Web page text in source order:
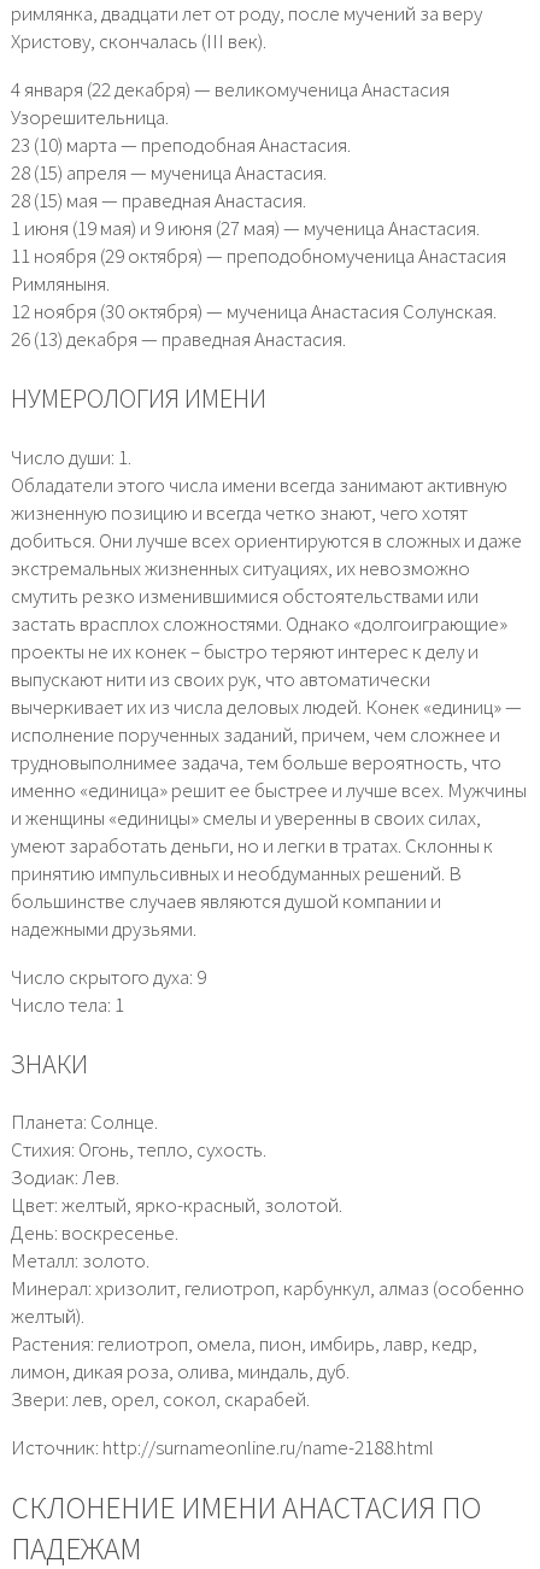
римлянка, двадцати лет от роду, после мучений за веру
Христову, скончалась (III век).
4 января (22 декабря) — великомученица Анастасия
Узорешительница.
23 (10) марта — преподобная Анастасия.
28 (15) апреля — мученица Анастасия.
28 (15) мая — праведная Анастасия.
1 июня (19 мая) и 9 июня (27 мая) — мученица Анастасия.
11 ноября (29 октября) — преподобномученица Анастасия
Римляныня.
12 ноября (30 октября) — мученица Анастасия Солунская.
26 (13) декабря — праведная Анастасия.
НУМЕРОЛОГИЯ ИМЕНИ
Число души: 1.
Обладатели этого числа имени всегда занимают активную
жизненную позицию и всегда четко знают, чего хотят
добиться. Они лучше всех ориентируются в сложных и даже
экстремальных жизненных ситуациях, их невозможно
смутить резко изменившимися обстоятельствами или
застать врасплох сложностями. Однако «долгоиграющие»
проекты не их конек – быстро теряют интерес к делу и
выпускают нити из своих рук, что автоматически
вычеркивает их из числа деловых людей. Конек «единиц» —
исполнение порученных заданий, причем, чем сложнее и
трудновыполнимее задача, тем больше вероятность, что
именно «единица» решит ее быстрее и лучше всех. Мужчины
и женщины «единицы» смелы и уверенны в своих силах,
умеют заработать деньги, но и легки в тратах. Склонны к
принятию импульсивных и необдуманных решений. В
большинстве случаев являются душой компании и
надежными друзьями.
Число скрытого духа: 9
Число тела: 1
ЗНАКИ
Планета: Солнце.
Стихия: Огонь, тепло, сухость.
Зодиак: Лев.
Цвет: желтый, ярко-красный, золотой.
День: воскресенье.
Металл: золото.
Минерал: хризолит, гелиотроп, карбункул, алмаз (особенно
желтый).
Растения: гелиотроп, омела, пион, имбирь, лавр, кедр,
лимон, дикая роза, олива, миндаль, дуб.
Звери: лев, орел, сокол, скарабей.
Источник: http://surnameonline.ru/name-2188.html
СКЛОНЕНИЕ ИМЕНИ АНАСТАСИЯ ПО
ПАДЕЖАМ